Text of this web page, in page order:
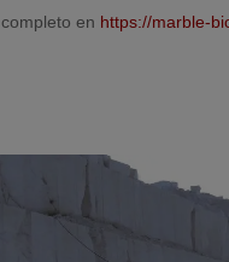
en https://marble-